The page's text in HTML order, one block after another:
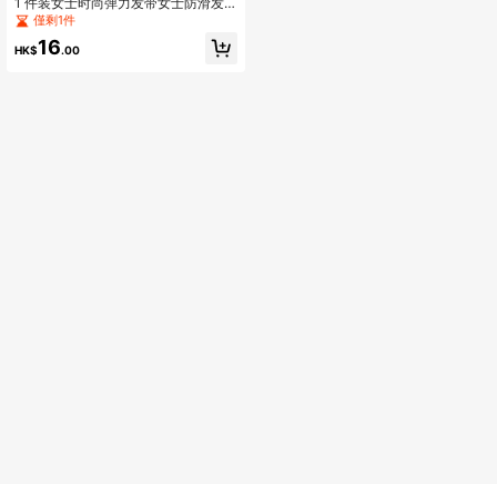
带女士头发健身瑜伽跑步运动
僅剩1件
HK$16.00